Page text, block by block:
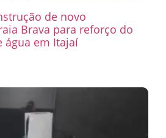
de novo
Brava para reforço do
água em Itajaí